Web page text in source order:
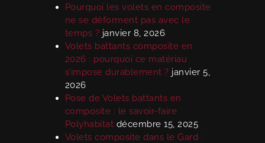
Pourquoi les volets en composite
ne se déforment pas avec le
temps ? janvier 8, 2026
Volets battants composite en
2026 : pourquoi ce matériau
s’impose durablement ? janvier 5,
2026
Pose de Volets battants en
composite : le savoir-faire
Polyhabitat décembre 15, 2025
Volets composite dans le Gard :